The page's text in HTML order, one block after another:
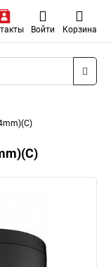
Войти Корзина